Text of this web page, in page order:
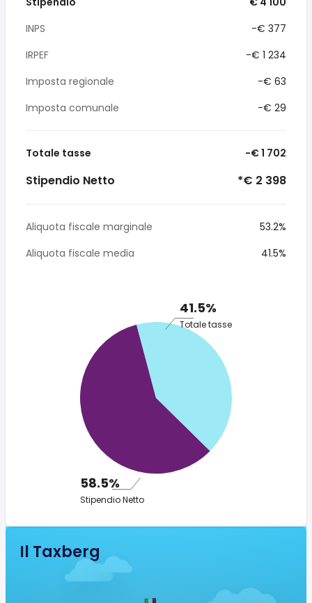
INPS
-€ 377
IRPEF
-€ 1 234
Imposta regionale
-€ 63
Imposta comunale
-€ 29
Totale tasse -€ 1 702
Stipendio Netto *€ 2 398
Aliquota fiscale marginale
53.2%
Aliquota fiscale media
41.5%
41.5%
Totale tasse
58.5%
Stipendio Netto
Il Taxberg